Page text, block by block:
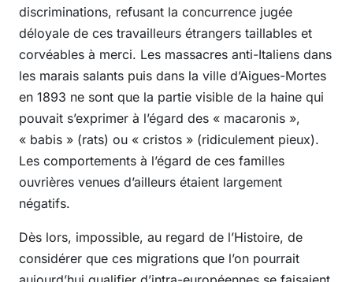
discriminations, refusant la concurrence jugée
déloyale de ces travailleurs étrangers taillables et
corvéables à merci. Les massacres anti-Italiens dans
les marais salants puis dans la ville d’Aigues-Mortes
en 1893 ne sont que la partie visible de la haine qui
pouvait s’exprimer à l’égard des « macaronis »,
« babis » (rats) ou « cristos » (ridiculement pieux).
Les comportements à l’égard de ces familles
ouvrières venues d’ailleurs étaient largement
négatifs.
Dès lors, impossible, au regard de l’Histoire, de
considérer que ces migrations que l’on pourrait